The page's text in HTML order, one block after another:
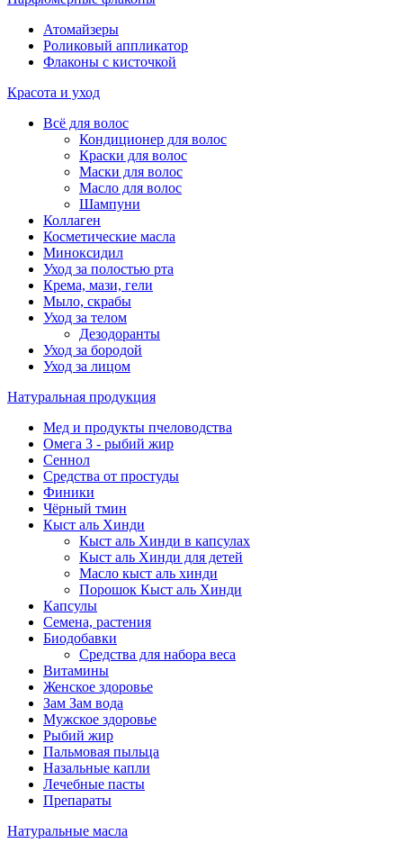
Атомайзеры
Роликовый аппликатор
Флаконы с кисточкой
Красота и уход
Всё для волос
Кондиционер для волос
Краски для волос
Маски для волос
Масло для волос
Шампуни
Коллаген
Косметические масла
Миноксидил
Уход за полостью рта
Крема, мази, гели
Мыло, скрабы
Уход за телом
Дезодоранты
Уход за бородой
Уход за лицом
Натуральная продукция
Мед и продукты пчеловодства
Омега 3 - рыбий жир
Сеннол
Средства от простуды
Финики
Чёрный тмин
Кыст аль Хинди
Кыст аль Хинди в капсулах
Кыст аль Хинди для детей
Масло кыст аль хинди
Порошок Кыст аль Хинди
Капсулы
Семена, растения
Биодобавки
Средства для набора веса
Витамины
Женское здоровье
Зам Зам вода
Мужское здоровье
Рыбий жир
Пальмовая пыльца
Назальные капли
Лечебные пасты
Препараты
Натуральные масла